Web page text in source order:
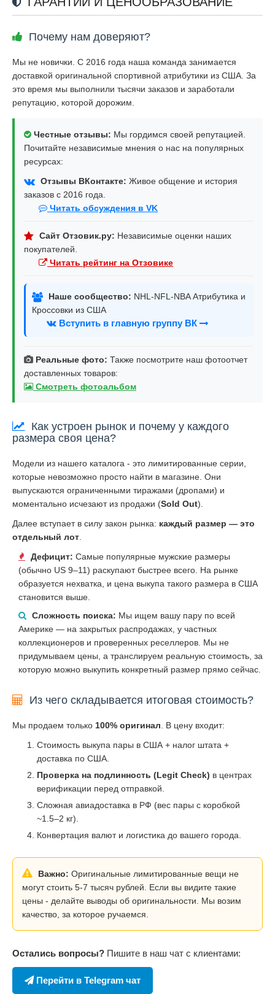
Почему нам доверяют?
Мы не новички. С 2016 года наша команда занимается
доставкой оригинальной спортивной атрибутики из США. За
это время мы выполнили тысячи заказов и заработали
репутацию, которой дорожим.
Честные отзывы: Мы гордимся своей репутацией.
Почитайте независимые мнения о нас на популярных
ресурсах:
Отзывы ВКонтакте: Живое общение и история
заказов с 2016 года.
Читать обсуждения в VK
Сайт Отзовик.ру: Независимые оценки наших
покупателей.
Читать рейтинг на Отзовике
Наше сообщество: NHL-NFL-NBA Атрибутика и
Кроссовки из США
Вступить в главную группу ВК
Реальные фото: Также посмотрите наш фотоотчет
доставленных товаров:
Смотреть фотоальбом
Как устроен рынок и почему у каждого
размера своя цена?
Модели из нашего каталога - это лимитированные серии,
которые невозможно просто найти в магазине. Они
выпускаются ограниченными тиражами (дропами) и
моментально исчезают из продажи (Sold Out).
Далее вступает в силу закон рынка: каждый размер — это
отдельный лот
Дефицит: Самые популярные мужские размеры
(обычно US 9–11) раскупают быстрее всего. На рынке
образуется нехватка, и цена выкупа такого размера в США
становится выше.
Сложность поиска: Мы ищем вашу пару по всей
Америке — на закрытых распродажах, у частных
коллекционеров и проверенных реселлеров. Мы не
придумываем цены, а транслируем реальную стоимость, за
которую можно выкупить конкретный размер прямо сейчас.
Из чего складывается итоговая стоимость?
Мы продаем только 100% оригинал . В цену входит:
Стоимость выкупа пары в США + налог штата +
доставка по США.
Проверка на подлинность (Legit Check) в центрах
верификации перед отправкой.
Сложная авиадоставка в РФ (вес пары с коробкой
~1.5–2 кг).
Конвертация валют и логистика до вашего города.
Важно: Оригинальные лимитированные вещи не
могут стоить 5-7 тысяч рублей. Если вы видите такие
цены - делайте выводы об оригинальности. Мы возим
качество, за которое ручаемся.
Остались вопросы? Пишите в наш чат с клиентами:
Перейти в Telegram чат